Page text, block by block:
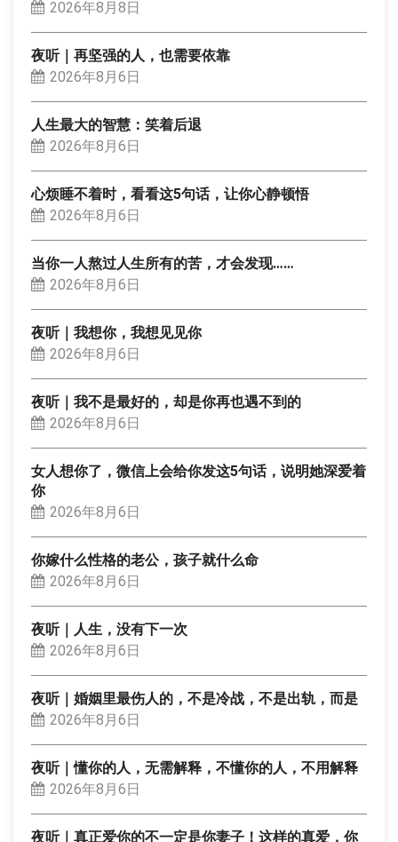
2026年8月8日
夜听｜再坚强的人，也需要依靠
2026年8月6日
人生最大的智慧：笑着后退
2026年8月6日
心烦睡不着时，看看这5句话，让你心静顿悟
2026年8月6日
当你一人熬过人生所有的苦，才会发现……
2026年8月6日
夜听｜我想你，我想见见你
2026年8月6日
夜听｜我不是最好的，却是你再也遇不到的
2026年8月6日
女人想你了，微信上会给你发这5句话，说明她深爱着
你
2026年8月6日
你嫁什么性格的老公，孩子就什么命
2026年8月6日
夜听｜人生，没有下一次
2026年8月6日
夜听｜婚姻里最伤人的，不是冷战，不是出轨，而是
2026年8月6日
夜听｜懂你的人，无需解释，不懂你的人，不用解释
2026年8月6日
夜听｜真正爱你的不一定是你妻子！这样的真爱，你